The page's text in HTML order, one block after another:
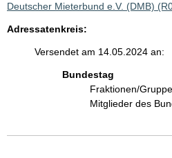
Deutscher Mieterbund e.V. (DMB)
Adressatenkreis:
Versendet am 14.05.2024 an:
Bundestag
Fraktionen/
Mitglieder des